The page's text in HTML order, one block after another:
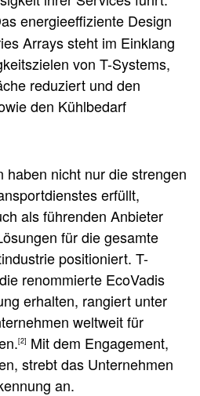
energieeffiziente Design
Arrays steht im Einklang
von T-Systems,
reduziert und den
den Kühlbedarf
haben nicht nur die strengen
erfüllt,
als führenden Anbieter
für die gesamte
positioniert. T-
renommierte EcoVadis
erhalten, rangiert unter
weltweit für
[2] Mit dem Engagement,
strebt das Unternehmen
an.